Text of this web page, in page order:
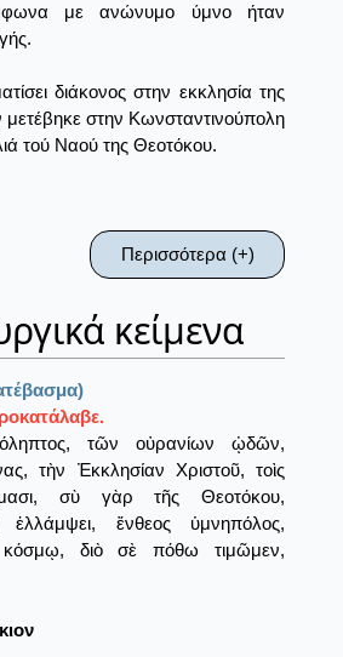
με ανώνυμο ύμνο ήταν
διάκονος στην εκκλησία της
μετέβηκε στην Κωνσταντινούπολη
τού Ναού της Θεοτόκου.
Περισσότερα (+)
κείμενα
τῶν οὐρανίων ᾠδῶν,
τὴν Ἐκκλησίαν Χριστοῦ, τοὶς
σὺ γὰρ τῆς Θεοτόκου,
ἑλλάμψει, ἔνθεος ὑμνηπόλος,
κόσμῳ, διὸ σὲ πόθω τιμῶμεν,